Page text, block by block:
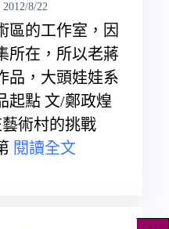
2012/8/22
區的工作室，因
所在，所以老蔣
品，大頭娃娃系
起點 文/鄭政煌
術村的挑戰
閱讀全文